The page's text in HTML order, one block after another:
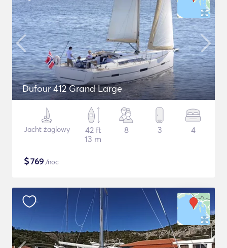
Dufour 412 Grand Large
Jacht żaglowy
42 ft
13 m
8 3 4
$769 /noc